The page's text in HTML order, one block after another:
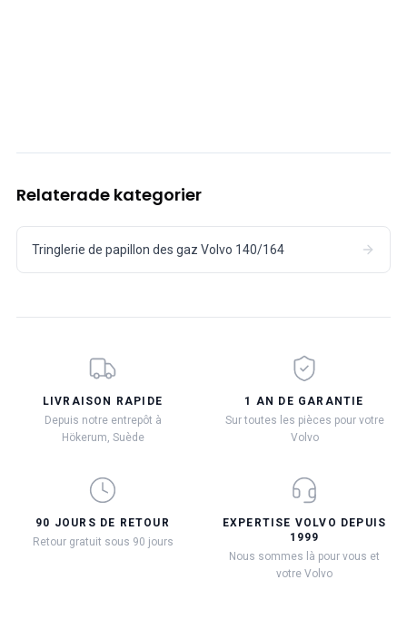
Relaterade kategorier
Tringlerie de papillon des gaz Volvo 140/164
LIVRAISON RAPIDE
Depuis notre entrepôt à
Hökerum, Suède
1 AN DE GARANTIE
Sur toutes les pièces pour votre
Volvo
90 JOURS DE RETOUR
Retour gratuit sous 90 jours
EXPERTISE VOLVO DEPUIS
1999
Nous sommes là pour vous et
votre Volvo